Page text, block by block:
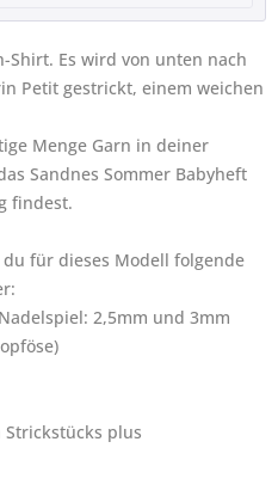
Shirt. Es wird von unten nach
Petit gestrickt, einem weichen
Menge Garn in deiner
Sandnes Sommer Babyheft
findest.
für dieses Modell folgende
2,5mm und 3mm
plus